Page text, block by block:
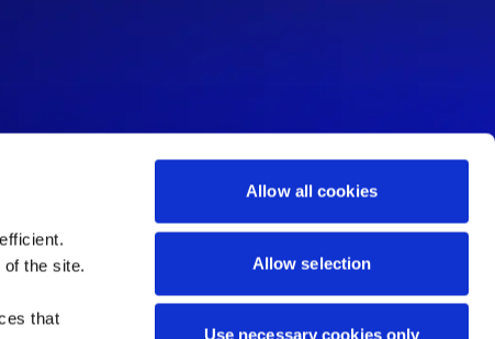
the site.
that
Allow all cookies
Allow selection
Use necessary cookies only